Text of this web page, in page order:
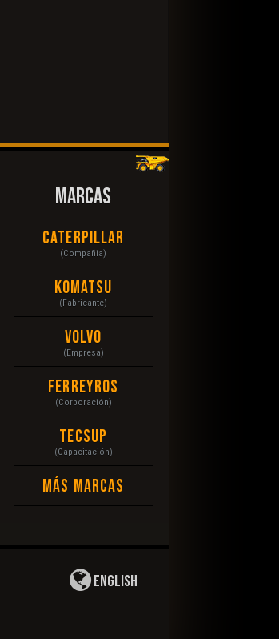
MARCAS
Caterpillar
(Compañia)
Komatsu
(Fabricante)
Volvo
(Empresa)
Ferreyros
(Corporación)
Tecsup
(Capacitación)
Más Marcas
English